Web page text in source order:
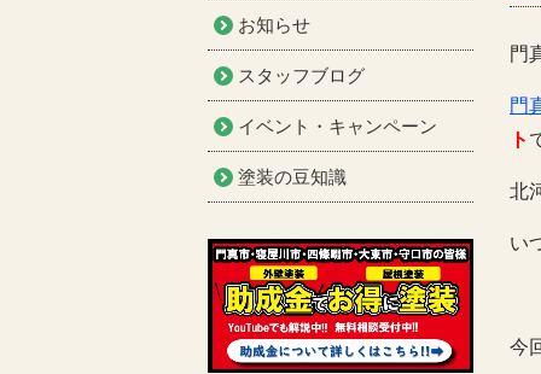
門
門
ト
北
い
今
お知らせ
スタッフブログ
イベント・キャンペーン
塗装の豆知識